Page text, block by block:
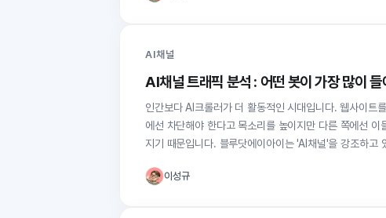
AI채널
AI채널 트래픽 분석 : 어떤 봇이 가장 많이 들
인간보다 AI크롤러가 더 활동적인 시대입니다. 웹사이트
에선 차단해야 한다고 목소리를 높이지만 다른 쪽에선
지기 때문입니다. 블루닷에이아이는 'AI채널'을
이성규